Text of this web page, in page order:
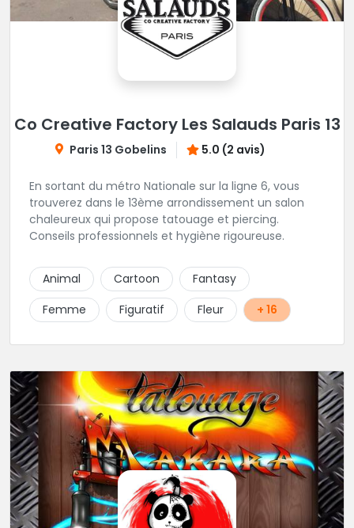
Co Creative Factory Les Salauds Paris 13
Paris 13 Gobelins 5.0 (2 avis)
En sortant du métro Nationale sur la ligne 6, vous
trouverez dans le 13ème arrondissement un salon
chaleureux qui propose tatouage et piercing.
Conseils professionnels et hygiène rigoureuse.
Animal Cartoon
Fantasy
Femme
Figuratif Fleur + 16